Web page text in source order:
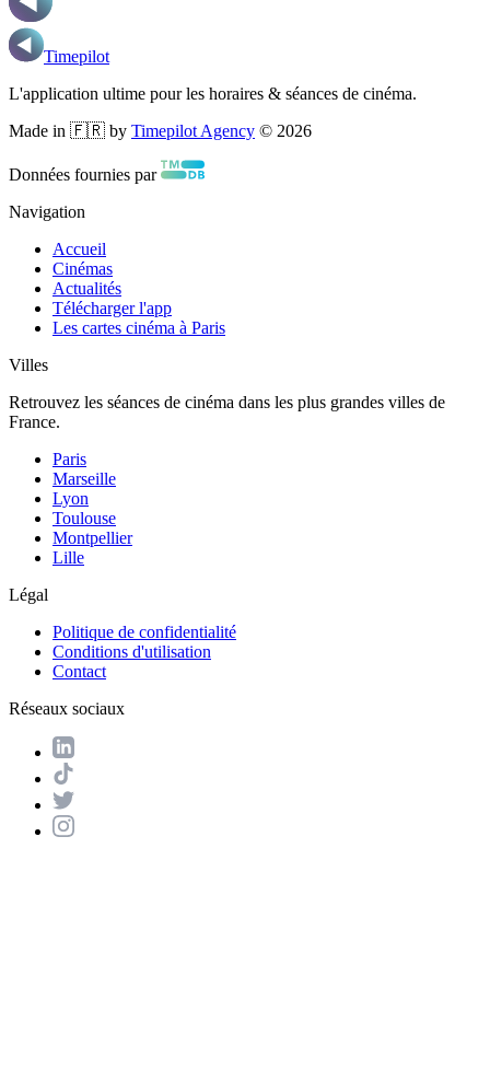
Timepilot
L'application ultime pour les horaires & séances de cinéma.
Made in 🇫🇷 by Timepilot Agency © 2026
Données fournies par
Navigation
Accueil
Cinémas
Actualités
Télécharger l'app
Les cartes cinéma à Paris
Villes
Retrouvez les séances de cinéma dans les plus grandes villes de
France.
Paris
Marseille
Lyon
Toulouse
Montpellier
Lille
Légal
Politique de confidentialité
Conditions d'utilisation
Contact
Réseaux sociaux